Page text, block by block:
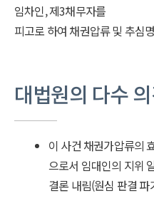
임차인, 제3채무자를
피고로 하여 채권압류 및 추심
대법원의 다수
이 사건 채권가압류의
으로서 임대인의 지위
결론 내림(원심 판결 파